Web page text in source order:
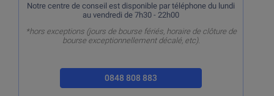
Notre centre de conseil est disponible par téléphone du lundi
au vendredi de 7h30 - 22h00
*hors exceptions (jours de bourse fériés, horaire de clôture de
bourse exceptionnellement décalé, etc).
0848 808 883